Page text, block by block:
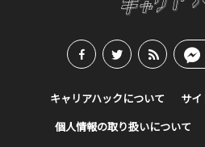
キャリアハックについて サイ
個人情報の取り扱いについて